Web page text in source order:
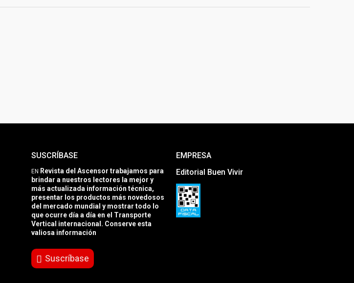
SUSCRÍBASE
EN Revista del Ascensor trabajamos para
brindar a nuestros lectores la mejor y
más actualizada información técnica,
presentar los productos más novedosos
del mercado mundial y mostrar todo lo
que ocurre día a día en el Transporte
Vertical internacional. Conserve esta
valiosa información
Suscríbase
EMPRESA
Editorial Buen Vivir